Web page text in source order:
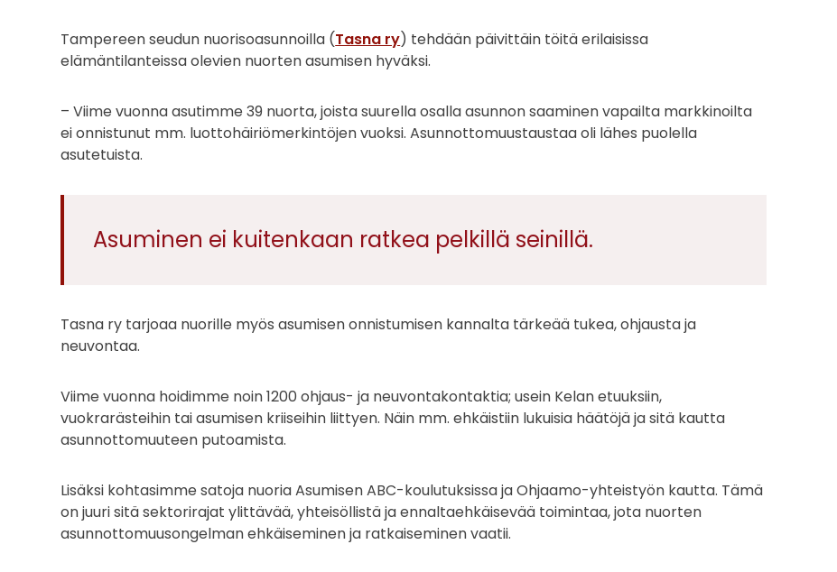
Tampereen seudun nuorisoasunnoilla (Tasna ry) tehdään päivittäin töitä erilaisissa
elämäntilanteissa olevien nuorten asumisen hyväksi.
– Viime vuonna asutimme 39 nuorta, joista suurella osalla asunnon saaminen vapailta markkinoilta
ei onnistunut mm. luottohäiriömerkintöjen vuoksi. Asunnottomuustaustaa oli lähes puolella
asutetuista.
Asuminen ei kuitenkaan ratkea pelkillä seinillä.
Tasna ry tarjoaa nuorille myös asumisen onnistumisen kannalta tärkeää tukea, ohjausta ja
neuvontaa.
Viime vuonna hoidimme noin 1200 ohjaus- ja neuvontakontaktia; usein Kelan etuuksiin,
vuokrarästeihin tai asumisen kriiseihin liittyen. Näin mm. ehkäistiin lukuisia häätöjä ja sitä kautta
asunnottomuuteen putoamista.
Lisäksi kohtasimme satoja nuoria Asumisen ABC-koulutuksissa ja Ohjaamo-yhteistyön kautta. Tämä
on juuri sitä sektorirajat ylittävää, yhteisöllistä ja ennaltaehkäisevää toimintaa, jota nuorten
asunnottomuusongelman ehkäiseminen ja ratkaiseminen vaatii.